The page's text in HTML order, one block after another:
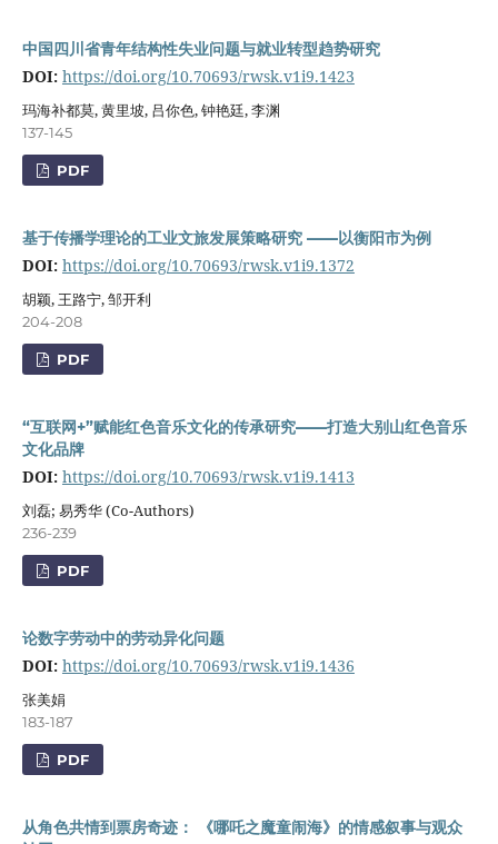
中国四川省青年结构性失业问题与就业转型趋势研究
DOI: https://doi.org/10.70693/rwsk.v1i9.1423
玛海补都莫, 黄里坡, 吕你色, 钟艳廷, 李渊
137-145
PDF
基于传播学理论的工业文旅发展策略研究 ——以衡阳市为例
DOI: https://doi.org/10.70693/rwsk.v1i9.1372
胡颖, 王路宁, 邹开利
204-208
PDF
“互联网+”赋能红色音乐文化的传承研究——打造大别山红色音乐
文化品牌
DOI: https://doi.org/10.70693/rwsk.v1i9.1413
刘磊; 易秀华 (Co-Authors)
236-239
PDF
论数字劳动中的劳动异化问题
DOI: https://doi.org/10.70693/rwsk.v1i9.1436
张美娟
183-187
PDF
从角色共情到票房奇迹： 《哪吒之魔童闹海》的情感叙事与观众